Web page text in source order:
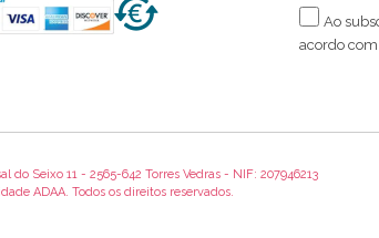
Rosa Medeiros
plenamente satisfeita com os produtos
voltar a comprar na vossa loja, têm excelentes
Morais
Ao
acordo com
do Seixo 11 - 2565-642 Torres Vedras - NIF: 207946213
ADAA. Todos os direitos reservados.